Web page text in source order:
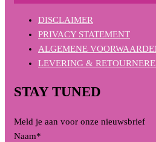
DISCLAIMER
PRIVACY STATEMENT
ALGEMENE
LEVERING &
STAY TUNED
Meld je aan voor onze nieuwsbrief
Naam*